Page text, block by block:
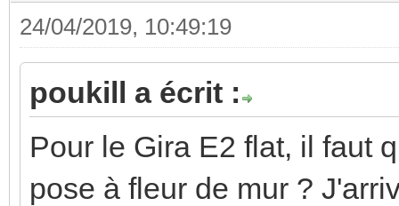
24/04/2019, 10:49:19
poukill a écrit :
Pour le Gira E2 flat, il faut
pose à fleur de mur ?